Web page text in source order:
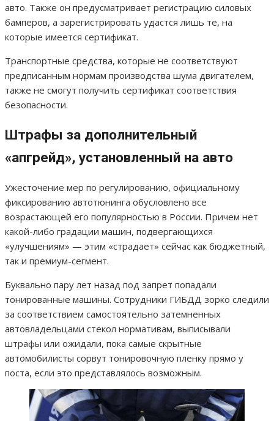
авто. Также он предусматривает регистрацию силовых
бамперов, а зарегистрировать удастся лишь те, на
которые имеется сертификат.
Транспортные средства, которые не соответствуют
предписанным нормам производства шума двигателем,
также не смогут получить сертификат соответствия
безопасности.
Штрафы за дополнительный
«апгрейд», установленный на авто
Ужесточение мер по регулированию, официальному
фиксированию автотюнинга обусловлено все
возрастающей его популярностью в России. Причем нет
какой-либо градации машин, подвергающихся
«улучшениям» — этим «страдает» сейчас как бюджетный,
так и премиум-сегмент.
Буквально пару лет назад под запрет попадали
тонированные машины. Сотрудники ГИБДД зорко следили
за соответствием самостоятельно затемненных
автовладельцами стекол нормативам, выписывали
штрафы или ожидали, пока самые скрытные
автомобилисты сорвут тонировочную пленку прямо у
поста, если это представлялось возможным.